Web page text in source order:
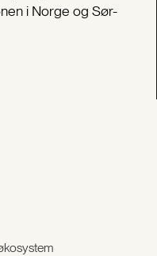
i Norge og Sør-